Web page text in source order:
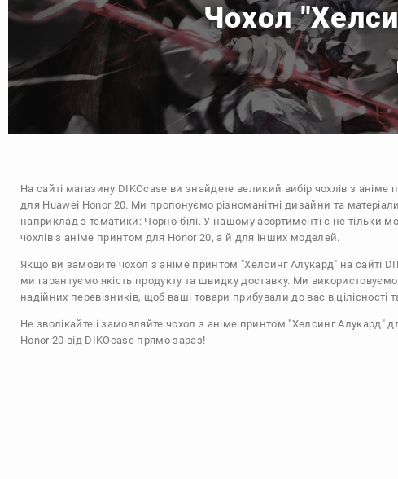
Чохол
На сайті магазину DIKOcase ви знайдете великий вибір чохлів з аніме
для Huawei Honor 20. Ми пропонуємо різноманітні дизайни та
наприклад з тематики: Чорно-білі. У нашому асортименті є не тільки
чохлів з аніме принтом для Honor 20, а й для інших моделей.
Якщо ви замовите чохол з аніме принтом "Хелсинг Алукард" на сайті
ми гарантуємо якість продукту та швидку доставку. Ми використовуємо
надійних перевізників, щоб ваші товари прибували до вас в цілісності
Не зволікайте і замовляйте чохол з аніме принтом "Хелсинг Алукард"
Honor 20 від DIKOcase прямо зараз!